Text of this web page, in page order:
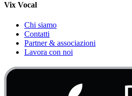
Vix Vocal
Chi siamo
Contatti
Partner & associazioni
Lavora con noi